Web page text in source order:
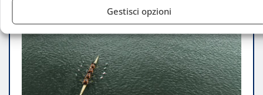
Gestisci opzioni